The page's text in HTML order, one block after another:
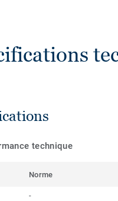
technique
Norme
-